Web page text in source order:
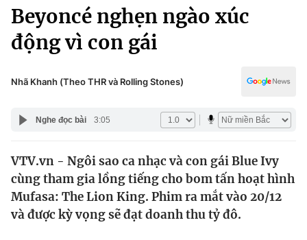
Chuyên mục
Chính trị
Pháp luật
Thế giới
Tin tức
Kinh tế
Thể thao
Truyền hình
Y tế
Công nghệ
Beyoncé nghẹn ngào xúc
động vì con gái
Nhã Khanh (Theo THR và Rolling Stones)
Nghe đọc bài 3:05
VTV.vn - Ngôi sao ca nhạc và con gái Blue Ivy
cùng tham gia lồng tiếng cho bom tấn hoạt hình
Mufasa: The Lion King. Phim ra mắt vào 20/12
và được kỳ vọng sẽ đạt doanh thu tỷ đô.